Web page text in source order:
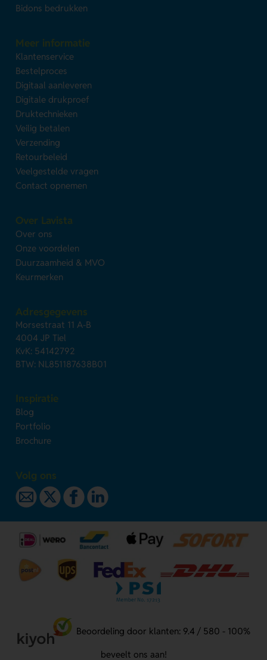
Bidons bedrukken
Meer informatie
Klantenservice
Bestelproces
Digitaal aanleveren
Digitale drukproef
Druktechnieken
Veilig betalen
Verzending
Retourbeleid
Veelgestelde vragen
Contact opnemen
Over Lavista
Over ons
Onze voordelen
Duurzaamheid & MVO
Keurmerken
Adresgegevens
Morsestraat 11 A-B
4004 JP Tiel
KvK: 54142792
BTW: NL851187638B01
Inspiratie
Blog
Portfolio
Brochure
Volg ons
Beoordeling door klanten: 9.4 / 580 - 100%
beveelt ons aan!